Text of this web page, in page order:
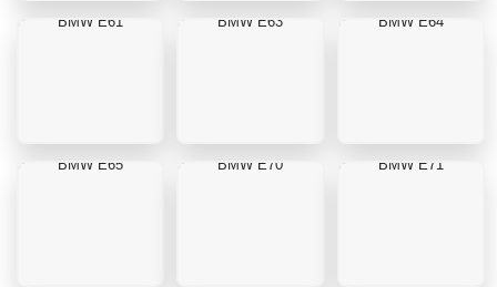
BMW E61 BMW E63 BMW E64
BMW E65 BMW E70 BMW E71